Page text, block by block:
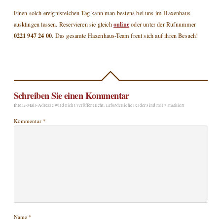
Einen solch ereignisreichen Tag kann man bestens bei uns im Haxenhaus
ausklingen lassen. Reservieren sie gleichonlineoder unter der Rufnummer
0221 947 24 00. Das gesamte Haxenhaus-Team freut sich auf ihren Besuch!
Schreiben Sie einen Kommentar
Ihre E-Mail-Adresse wird nicht veröffentlicht. Erforderliche Felder sind mit * markiert
Kommentar*
Name*